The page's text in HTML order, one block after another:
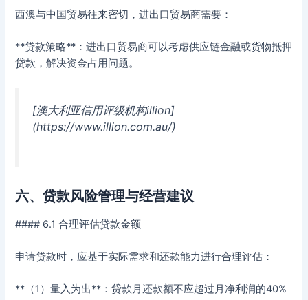
西澳与中国贸易往来密切，进出口贸易商需要：
**贷款策略**：进出口贸易商可以考虑供应链金融或货物抵押
贷款，解决资金占用问题。
[澳大利亚信用评级机构illion]
(https://www.illion.com.au/)
六、贷款风险管理与经营建议
#### 6.1 合理评估贷款金额
申请贷款时，应基于实际需求和还款能力进行合理评估：
**（1）量入为出**：贷款月还款额不应超过月净利润的40%